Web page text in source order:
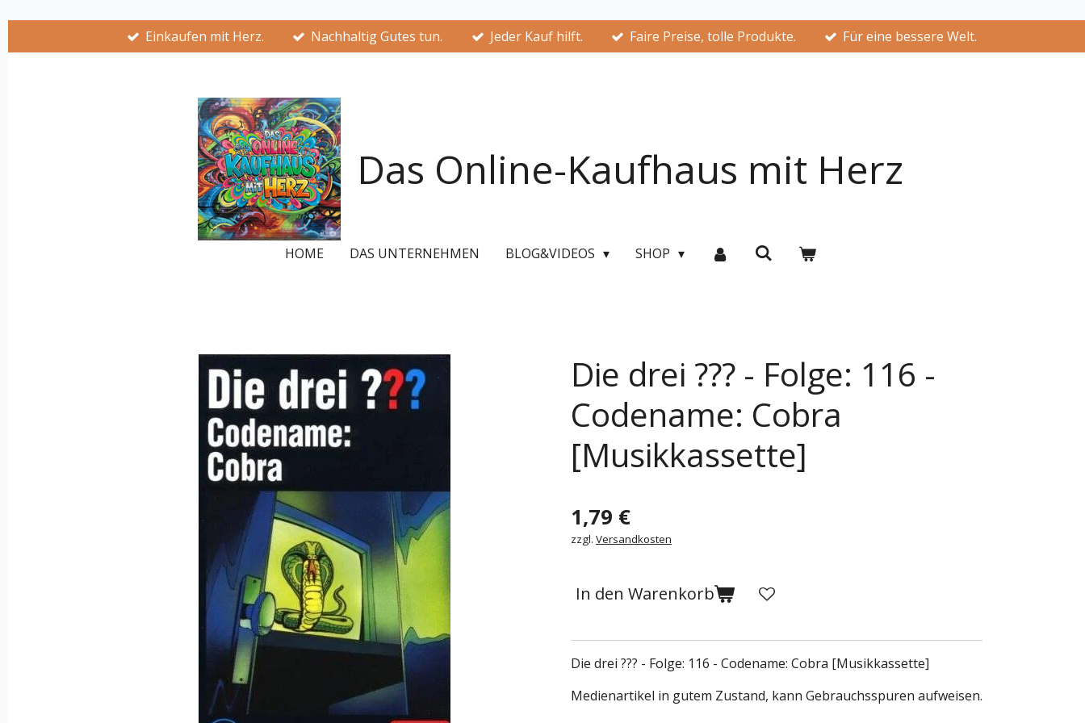
springen
Einkaufen mit Herz. Nachhaltig Gutes tun. Jeder Kauf hilft. Faire Preise, tolle Produkte. Für eine bessere Welt.
Das Online-Kaufhaus mit Herz
HOME DAS UNTERNEHMEN BLOG&VIDEOS SHOP
Die drei ??? - Folge: 116 -
Codename: Cobra
[Musikkassette]
1,79 €
zzgl. Versandkosten
In den Warenkorb
Die drei ??? - Folge: 116 - Codename: Cobra [Musikkassette]
Medienartikel in gutem Zustand, kann Gebrauchsspuren aufweisen.